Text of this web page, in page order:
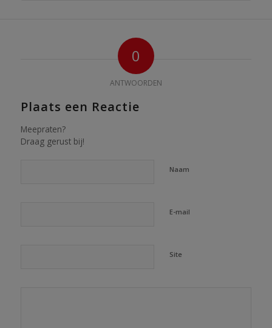
0
ANTWOORDEN
Plaats een Reactie
Meepraten?
Draag gerust bij!
Naam
E-mail
Site